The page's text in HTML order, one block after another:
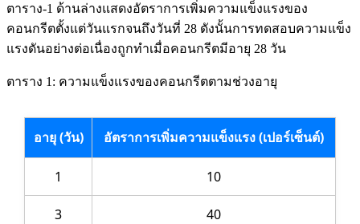
ตาราง-1 ด้านล่างแสดงอัตราการเพิ่มความแข็งแรงของ
คอนกรีตตั้งแต่วันแรกจนถึงวันที่ 28 ดังนั้นการทดสอบความแข็ง
แรงดันอย่างต่อเนื่องถูกทำเมื่อคอนกรีตมีอายุ 28 วัน
ตาราง 1: ความแข็งแรงของคอนกรีตตามช่วงอายุ
อายุ (วัน) อัตราการเพิ่มความแข็งแรง (เปอร์เซ็นต์)
1 10
3 40